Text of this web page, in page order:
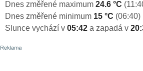
Dnes změřené maximum 24.6 °C
Dnes změřené minimum 15 °C (06:40)
Slunce vychází v 05:42 a zapadá v